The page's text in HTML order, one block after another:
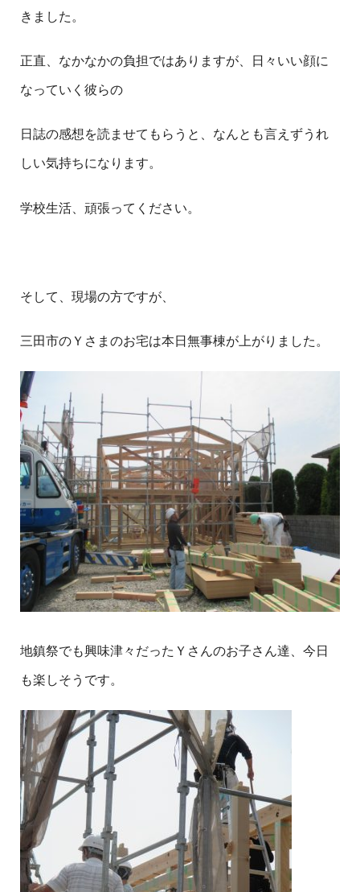
きました。
正直、なかなかの負担ではありますが、日々いい顔に
なっていく彼らの
日誌の感想を読ませてもらうと、なんとも言えずうれ
しい気持ちになります。
学校生活、頑張ってください。
そして、現場の方ですが、
三田市のＹさまのお宅は本日無事棟が上がりました。
地鎮祭でも興味津々だったＹさんのお子さん達、今日
も楽しそうです。